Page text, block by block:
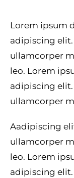
Lorem ipsum
adipiscing
ullamcorper
leo. Lorem
adipiscing
ullamcorper
Aadipiscing
ullamcorper
leo. Lorem
adipiscing